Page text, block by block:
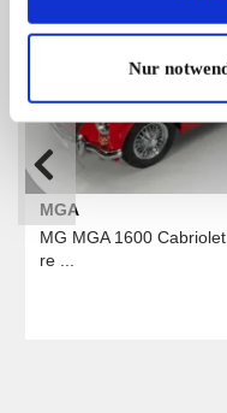
Nur
MGA
MG MGA 1600
re ...